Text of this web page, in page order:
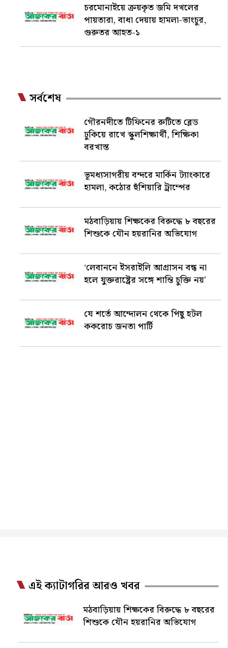
চরমোনাইয়ে ক্রয়কৃত জমি দখলের
পায়তারা, বাধা দেয়ায় হামলা-ভাংচুর,
গুরুতর আহত-১
সর্বশেষ
গৌরনদীতে টিফিনের রুটিতে ব্লেড
ঢুকিয়ে রাখে স্কুলশিক্ষার্থী, শিক্ষিকা
বরখাস্ত
ভূমধ্যসাগরীয় বন্দরে মার্কিন ট্যাংকারে
হামলা, কঠোর হুঁশিয়ারি ট্রাম্পের
মঠবাড়িয়ায় শিক্ষকের বিরুদ্ধে ৮ বছরের
শিশুকে যৌন হয়রানির অভিযোগ
‘লেবাননে ইসরাইলি আগ্রাসন বন্ধ না
হলে যুক্তরাষ্ট্রের সঙ্গে শান্তি চুক্তি নয়’
যে শর্তে আন্দোলন থেকে পিছু হটল
ককরোচ জনতা পার্টি
এই ক্যাটাগরির আরও খবর
মঠবাড়িয়ায় শিক্ষকের বিরুদ্ধে ৮ বছরের
শিশুকে যৌন হয়রানির অভিযোগ